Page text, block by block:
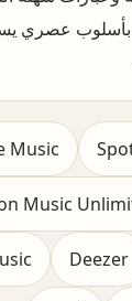
عصري
Music
Music
Deezer